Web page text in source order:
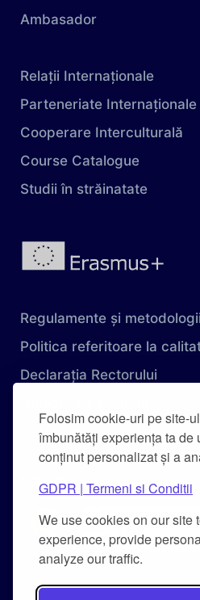
Folosim cookie-uri pe site-
îmbunătăți experiența ta de
conținut personalizat și a
GDPR | Termeni si Conditii
We use cookies on our site
experience, provide
analyze our traffic.
Ambasador
Relații Internaționale
Parteneriate Internaționale
Cooperare Interculturală
Course Catalogue
Studii în străinatate
Regulamente și metodologii
Politica referitoare la
Declarația Rectorului
Carta Universității
Combaterea hărțuirii pe